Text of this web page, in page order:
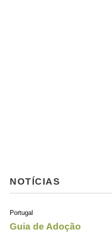
NOTÍCIAS
Portugal
Guia de Adoção